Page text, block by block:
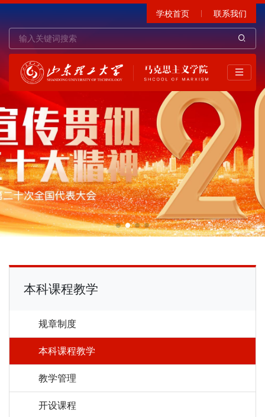
学校首页 联系我们
本科课程教学
规章制度
本科课程教学
教学管理
开设课程